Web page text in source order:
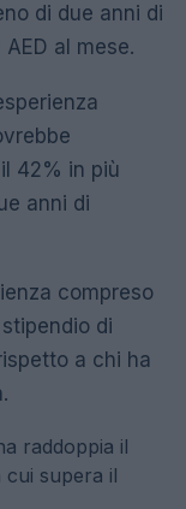
di due anni di
al mese.
42% in più
anni di
compreso
di
a chi ha
raddoppia il
cui supera il